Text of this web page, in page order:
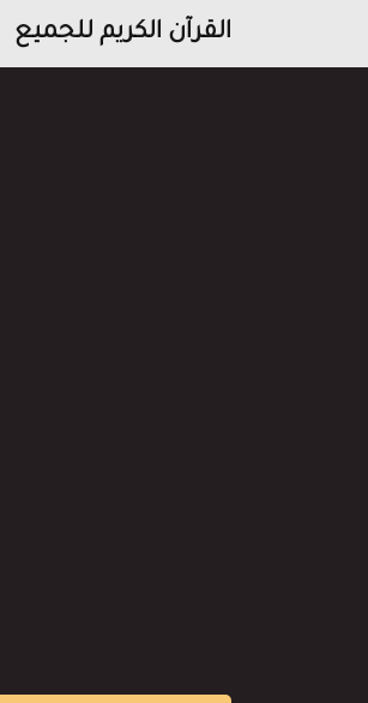
القرآن الكريم للجميع